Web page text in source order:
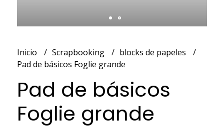
Inicio Scrapbooking
blocks de papeles
Pad de básicos Foglie grande
Pad de básicos
Foglie grande